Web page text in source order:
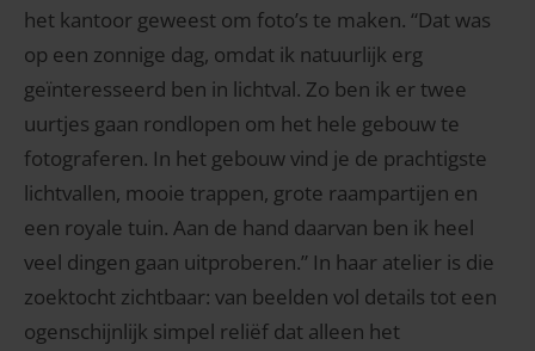
het kantoor geweest om foto’s te maken. “Dat was
op een zonnige dag, omdat ik natuurlijk erg
geïnteresseerd ben in lichtval. Zo ben ik er twee
uurtjes gaan rondlopen om het hele gebouw te
fotograferen. In het gebouw vind je de prachtigste
lichtvallen, mooie trappen, grote raampartijen en
een royale tuin. Aan de hand daarvan ben ik heel
veel dingen gaan uitproberen.” In haar atelier is die
zoektocht zichtbaar: van beelden vol details tot een
ogenschijnlijk simpel reliëf dat alleen het